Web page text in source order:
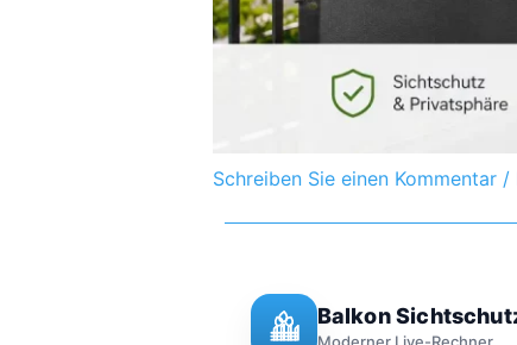
Schreiben Sie einen Kommentar /
Balkon